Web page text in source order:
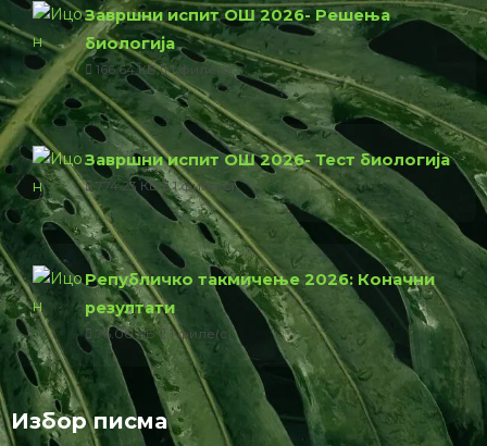
Завршни испит ОШ 2026- Решења
биологија
166.64 КБ 1 филе(с)
Завршни испит ОШ 2026- Тест биологија
774.23 КБ 1 филе(с)
Републичко такмичење 2026: Коначни
резултати
76.00 КБ 1 филе(с)
Избор писма